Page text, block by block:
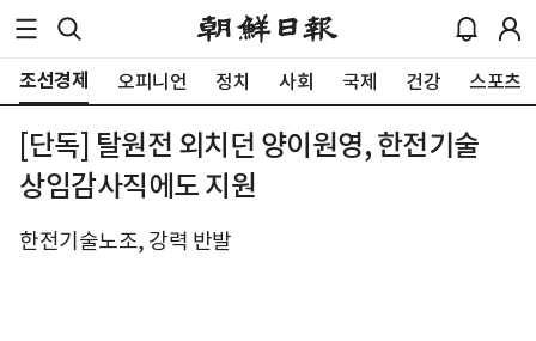
조선경제 오피니언 정치 사회 국제 건강 스포츠
[단독] 탈원전 외치던 양이원영, 한전기술
상임감사직에도 지원
한전기술노조, 강력 반발